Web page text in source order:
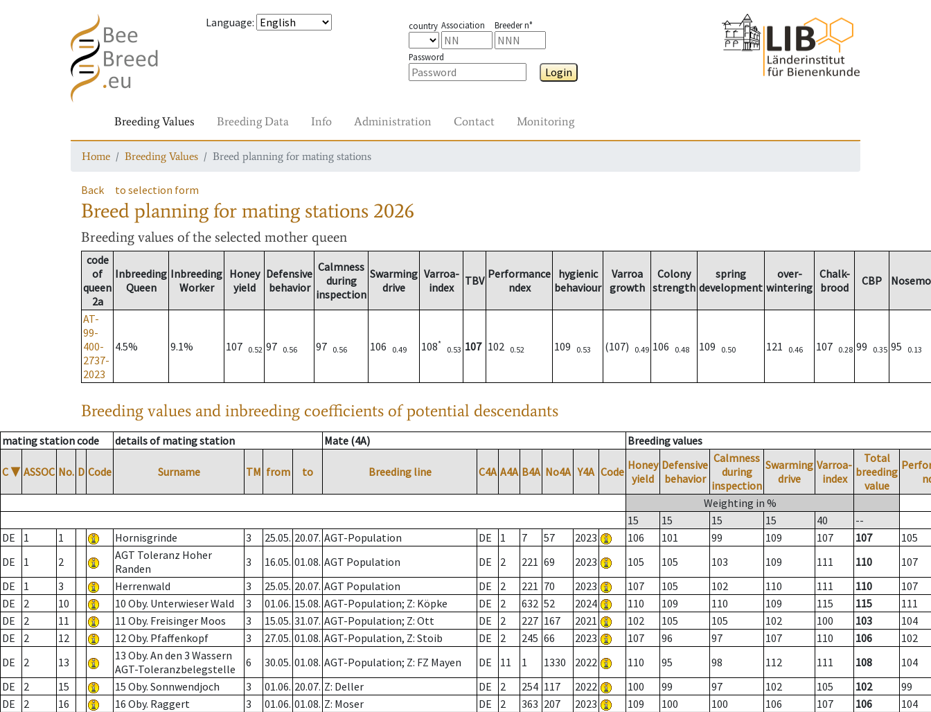
Language: country Association Breeder n°
Password
Login
Breeding Values Breeding Data Info Administration Contact Monitoring
Home Breeding Values Breed planning for mating stations
Back to selection form
Breed planning for mating stations 2026
Breeding values of the selected mother queen
code
of
queen
2a
Inbreeding
Queen
Inbreeding
Worker
Honey
yield
Defensive
behavior
Calmness
during
inspection
Swarming
drive
Varroa-
index
TBV Performance
ndex
hygienic
behaviour
Varroa
growth
Colony
strength
spring
development
over-
wintering
Chalk-
brood
CBP
AT-
99-
400-
2737-
2023
4.5% 9.1% 107 0.52 97 0.56 97 0.56 106 0.49 108*
0.53 107 102 0.52 109 0.53 (107) 0.49 106 0.48 109 0.50 121 0.46 107 0.28 99 0.35 95 0.13
Breeding values and inbreeding coefficients of potential descendants
mating station code details of mating station Mate (4A) Breeding values
C ▼ ASSOC No. D Code Surname TM from to Breeding line C4A A4A B4A No4A Y4A Code Honey
yield
Defensive
behavior
Calmness
during
inspection
Swarming
drive
Varroa-
index
Total
breeding
value
Weighting in %
15
15 15 15 40
--
DE
1 1 Hornisgrinde 3 25.05. 20.07. AGT-Population DE 1 7 57 2023 106 101 99 109 107 107
105
DE
1 2
AGT Toleranz Hoher
Randen
3 16.05. 01.08. AGT Population DE 2 221 69 2023 105 105 103 109 111 110
107
DE
1 3 Herrenwald 3 25.05. 20.07. AGT Population DE 2 221 70 2023 107 105 102 110 111 110
107
DE
2 10 10 Oby. Unterwieser Wald 3 01.06. 15.08. AGT-Population; Z: Köpke DE 2 632 52 2024 110 109 110 109 115 115
111
DE
2 11 11 Oby. Freisinger Moos 3 15.05. 31.07. AGT-Population; Z: Ott DE 2 227 167 2021 102 105 105 102 100 103
104
DE
2 12 12 Oby. Pfaffenkopf 3 27.05. 01.08. AGT-Population, Z: Stoib DE 2 245 66 2023 107 96 97 107 110 106
102
DE
2 13
13 Oby. An den 3 Wassern
AGT-Toleranzbelegstelle
6 30.05. 01.08. AGT-Population; Z: FZ Mayen DE 11 1 1330 2022 110 95 98 112 111 108
104
DE
2 15 15 Oby. Sonnwendjoch 3 01.06. 20.07. Z: Deller DE 2 254 117 2022 100 99 97 102 105 102
99
DE
2 16 16 Oby. Raggert 3 01.06. 01.08. Z: Moser DE 2 363 207 2023 109 100 100 106 107 106
104